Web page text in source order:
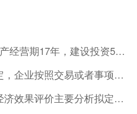
某建设项目建设期3年，生产经营期17年，建设投资5500万元
我国《企业会计准则》规定，企业按照交易或者事项的经济特征确定
对于非经营性技术方案，经济效果评价主要分析拟定方案的( )。